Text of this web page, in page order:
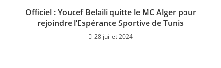
Officiel : Youcef Belaili quitte le MC Alger pour
rejoindre l’Espérance Sportive de Tunis
28 juillet 2024